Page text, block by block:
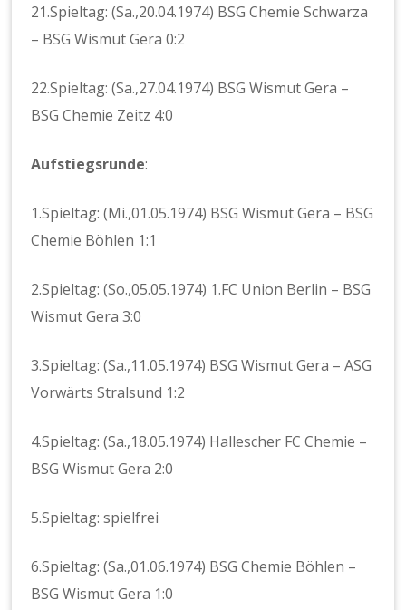
21.Spieltag: (Sa.,20.04.1974) BSG Chemie Schwarza
– BSG Wismut Gera 0:2
22.Spieltag: (Sa.,27.04.1974) BSG Wismut Gera –
BSG Chemie Zeitz 4:0
Aufstiegsrunde:
1.Spieltag: (Mi.,01.05.1974) BSG Wismut Gera – BSG
Chemie Böhlen 1:1
2.Spieltag: (So.,05.05.1974) 1.FC Union Berlin – BSG
Wismut Gera 3:0
3.Spieltag: (Sa.,11.05.1974) BSG Wismut Gera – ASG
Vorwärts Stralsund 1:2
4.Spieltag: (Sa.,18.05.1974) Hallescher FC Chemie –
BSG Wismut Gera 2:0
5.Spieltag: spielfrei
6.Spieltag: (Sa.,01.06.1974) BSG Chemie Böhlen –
BSG Wismut Gera 1:0